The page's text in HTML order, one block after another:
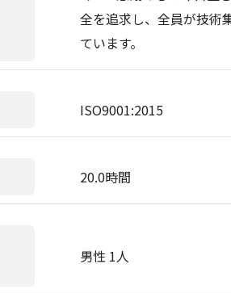
全を追求し、全員が技術
ています。
ISO9001:2015
20.0時間
男性 1人